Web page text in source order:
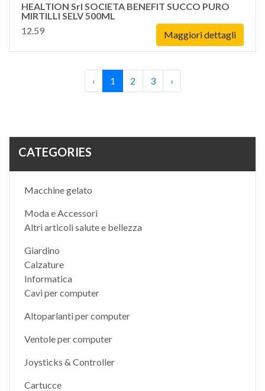
CATEGORIES
Macchine gelato
Moda e Accessori
Altri articoli salute e bellezza
Giardino
Calzature
Informatica
Cavi per computer
Altoparlanti per computer
Ventole per computer
Joysticks & Controller
Cartucce
HEALTION Srl SOCIETA BENEFIT SUCCO PURO
MIRTILLI SELV 500ML
12.59
Maggiori dettagli
‹ 1 2 3 ›